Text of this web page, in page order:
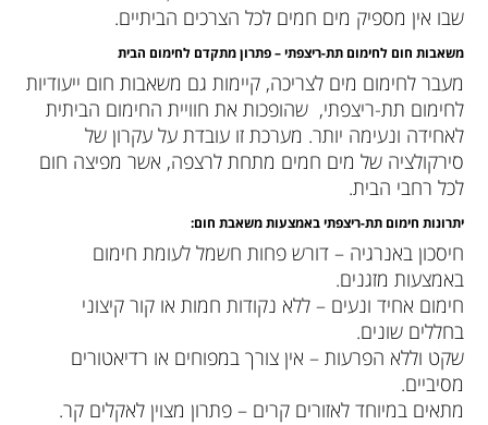
שבו אין מספיק מים חמים לכל הצרכים הביתיים.
משאבות חום לחימום תת-ריצפתי – פתרון מתקדם לחימום הבית
מעבר לחימום מים לצריכה, קיימות גם משאבות חום ייעודיות
לחימום תת-ריצפתי, שהופכות את חוויית החימום הביתית
לאחידה ונעימה יותר. מערכת זו עובדת על עקרון של
סירקולציה של מים חמים מתחת לרצפה, אשר מפיצה חום
לכל רחבי הבית.
יתרונות חימום תת-ריצפתי באמצעות משאבת חום:
חיסכון באנרגיה – דורש פחות חשמל לעומת חימום
באמצעות מזגנים.
חימום אחיד ונעים – ללא נקודות חמות או קור קיצוני
בחללים שונים.
שקט וללא הפרעות – אין צורך במפוחים או רדיאטורים
מסיביים.
מתאים במיוחד לאזורים קרים – פתרון מצוין לאקלים קר.